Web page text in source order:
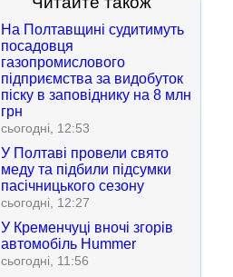
На Полтавщині судитимуть
посадовця
газопромислового
підприємства за видобуток
піску в заповіднику на 8 млн
грн
сьогодні, 12:53
У Полтаві провели свято
меду та підбили підсумки
пасічницького сезону
сьогодні, 12:27
У Кременчуці вночі згорів
автомобіль Hummer
сьогодні, 11:56